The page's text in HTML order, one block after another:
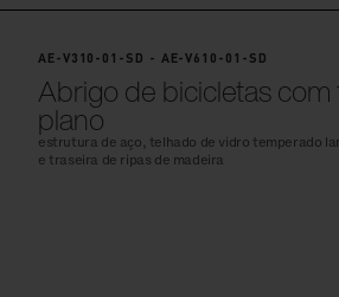
AE-V310-01-SD - AE-V610-01-SD
Abrigo de bicicletas
plano
estrutura de aço, telhado de vidro temperado
e traseira de ripas de madeira